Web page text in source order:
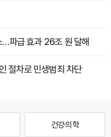
…파급 효과 26조 원 달해
절차로 민생범죄 차단
건강·의학